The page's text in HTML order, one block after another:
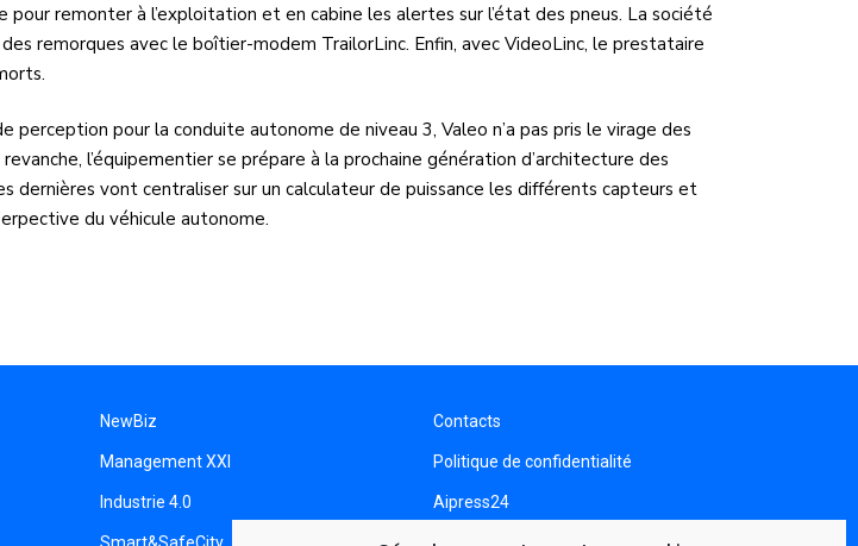
remonter à l’exploitation et en cabine les alertes sur l’état des pneus. La société
remorques avec le boîtier-modem TrailorLinc. Enfin, avec VideoLinc, le prestataire
pour la conduite autonome de niveau 3, Valeo n’a pas pris le virage des
l’équipementier se prépare à la prochaine génération d’architecture des
dernières vont centraliser sur un calculateur de puissance les différents capteurs et
du véhicule autonome.
NewBiz
Management XXI
Industrie 4.0
Contacts
Politique de confidentialité
Aipress24